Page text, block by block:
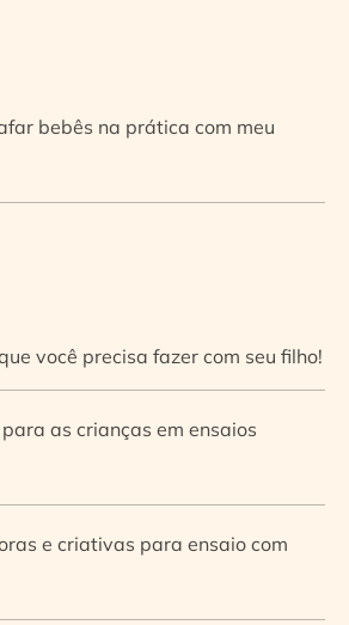
bebês na prática com meu
você precisa fazer com seu filho!
as crianças em ensaios
e criativas para ensaio com